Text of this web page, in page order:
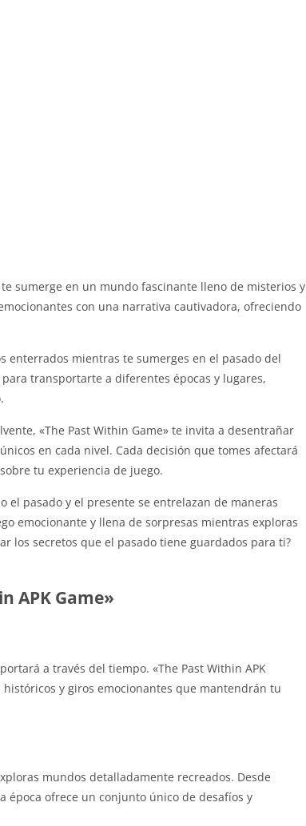
sumerge en un mundo fascinante lleno de misterios y
con una narrativa cautivadora, ofreciendo
enterrados mientras te sumerges en el pasado del
transportarte a diferentes épocas y lugares,
«The Past Within Game» te invita a desentrañar
en cada nivel. Cada decisión que tomes afectará
tu experiencia de juego.
el pasado y el presente se entrelazan de maneras
emocionante y llena de sorpresas mientras exploras
los secretos que el pasado tiene guardados para ti?
APK Game»
a través del tiempo. «The Past Within APK
y giros emocionantes que mantendrán tu
mundos detalladamente recreados. Desde
época ofrece un conjunto único de desafíos y